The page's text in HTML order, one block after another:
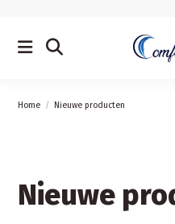
Home Nieuwe producten
Nieuwe